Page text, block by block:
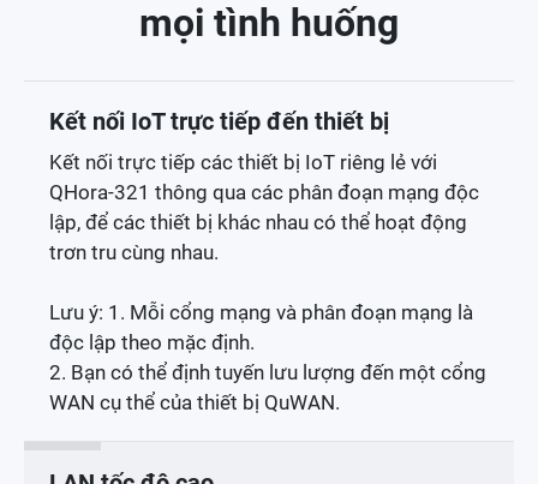
mọi tình huống
Kết nối IoT trực tiếp đến thiết bị
Kết nối trực tiếp các thiết bị IoT riêng lẻ với
QHora-321 thông qua các phân đoạn mạng độc
lập, để các thiết bị khác nhau có thể hoạt động
trơn tru cùng nhau.
Lưu ý: 1. Mỗi cổng mạng và phân đoạn mạng là
độc lập theo mặc định.
2. Bạn có thể định tuyến lưu lượng đến một cổng
WAN cụ thể của thiết bị QuWAN.